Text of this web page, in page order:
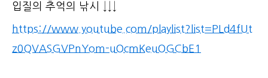
입질의 추억의 낚시 ↓↓↓
https://www.youtube.com/playlist?list=PLd4fUt
z0QVASGVPnYom-uOcmKeuOGCbE1